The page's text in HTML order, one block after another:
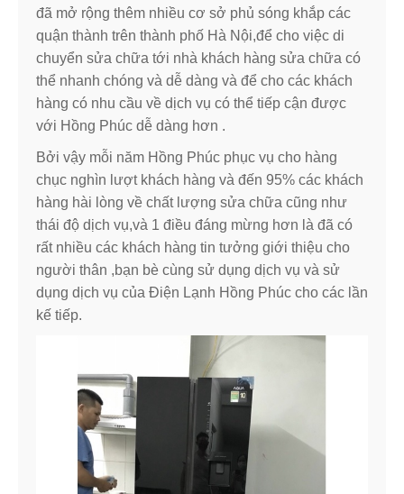
đã mở rộng thêm nhiều cơ sở phủ sóng khắp các
quận thành trên thành phố Hà Nội,để cho việc di
chuyển sửa chữa tới nhà khách hàng sửa chữa có
thể nhanh chóng và dễ dàng và để cho các khách
hàng có nhu cầu về dịch vụ có thể tiếp cận được
với Hồng Phúc dễ dàng hơn .
Bởi vậy mỗi năm Hồng Phúc phục vụ cho hàng
chục nghìn lượt khách hàng và đến 95% các khách
hàng hài lòng về chất lượng sửa chữa cũng như
thái độ dịch vụ,và 1 điều đáng mừng hơn là đã có
rất nhiều các khách hàng tin tưởng giới thiệu cho
người thân ,bạn bè cùng sử dụng dịch vụ và sử
dụng dịch vụ của Điện Lạnh Hồng Phúc cho các lần
kế tiếp.